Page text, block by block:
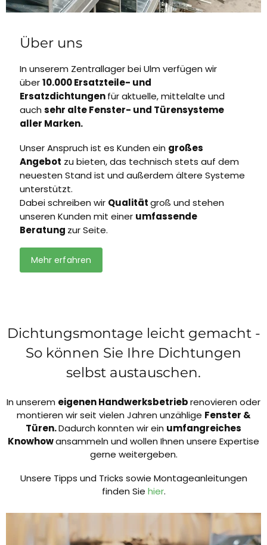
Über uns
In unserem Zentrallager bei Ulm verfügen wir
über10.000 Ersatzteile- und
Ersatzdichtungenfür aktuelle, mittelalte und
auch sehr alte Fenster- und Türensysteme
aller Marken.
Unser Anspruch ist es Kunden ein großes
Angebot zu bieten, das technisch stets auf dem
neuesten Stand ist und außerdem ältere Systeme
unterstützt.
Dabei schreiben wir Qualitätgroß und stehen
unseren Kunden mit einer umfassende
Beratung zur Seite.
Mehr erfahren
Dichtungsmontage leicht gemacht -
So können Sie Ihre Dichtungen
selbst austauschen.
In unserem eigenen Handwerksbetriebrenovieren oder
montieren wir seit vielen Jahren unzählige Fenster &
Türen.Dadurch konnten wir ein umfangreiches
Knowhowansammeln und wollen Ihnen unsere Expertise
gerne weitergeben.
Unsere Tipps und Tricks sowie Montageanleitungen
finden Sie hier.